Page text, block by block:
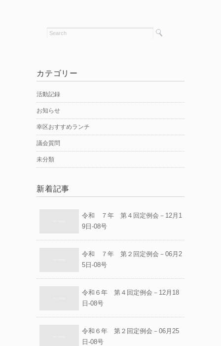
カテゴリー
活動記録
お知らせ
幸区おすすめランチ
議会質問
未分類
新着記事
令和 ７年 第４回定例会－12月1
9日-08号
令和 ７年 第２回定例会－06月2
5日-08号
令和６年 第４回定例会－12月18
日-08号
令和６年 第２回定例会－06月25
日-08号